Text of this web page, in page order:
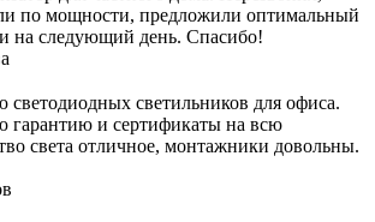
по мощности, предложили оптимальный
на следующий день. Спасибо!
светодиодных светильников для офиса.
гарантию и сертификаты на всю
света отличное, монтажники довольны.